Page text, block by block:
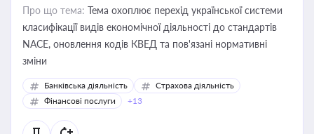
Про що тема: Тема охоплює перехід української системи
класифікації видів економічної діяльності до стандартів
NACE, оновлення кодів КВЕД та пов'язані нормативні
зміни
Банківська діяльність
Страхова діяльність
Фінансові послуги
+13